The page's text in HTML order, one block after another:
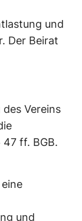
und
Der Beirat
Vereins
ff. BGB.
und